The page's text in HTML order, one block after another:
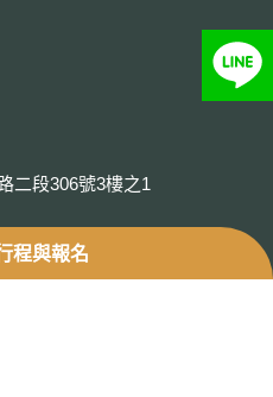
二段306號3樓之1
程與報名